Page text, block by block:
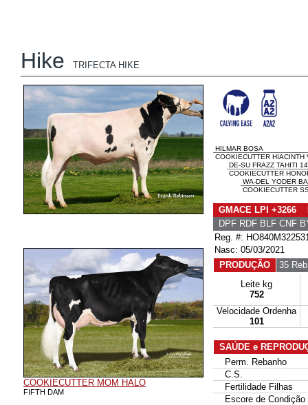
Hike TRIFECTA HIKE
COOKIECUTTER MOM HALO
FIFTH DAM
HILMAR BOSA
COOKIECUTTER HIACINTH
DE-SU FRAZZ TAHITI
COOKIECUTTER
WA-DEL YODER
COOKIECUTTER
GMACE LPI +3266
DPF RDF BLF CNF
Reg. #:
Nasc: 05/03/2021
PRODUÇÃO
35
Leite kg
752
Velocidade Ordenha
101
SAÚDE e
Perm. Rebanho
C.S.
Fertilidade Filhas
Escore de Condição